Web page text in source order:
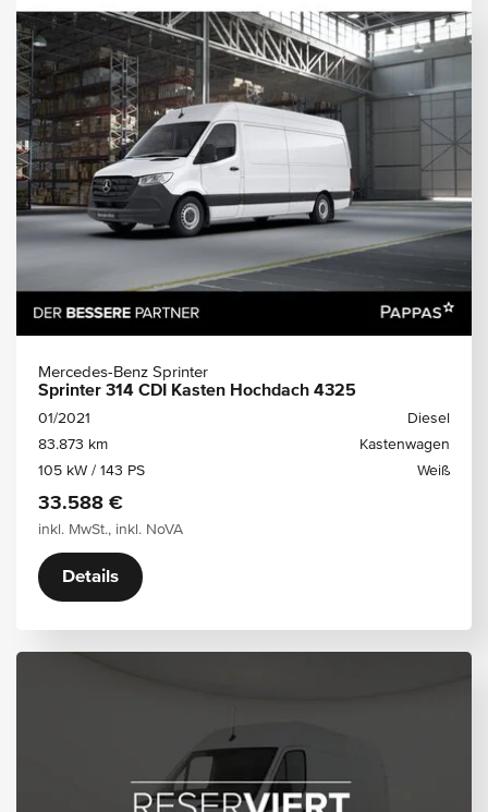
Mercedes-Benz Sprinter
Sprinter 314 CDI Kasten Hochdach 4325
01/2021
Diesel
83.873 km
Kastenwagen
105 kW / 143 PS
Weiß
33.588 €
inkl. MwSt., inkl. NoVA
Details